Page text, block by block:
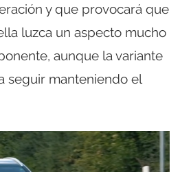
y que provocará que
luzca un aspecto mucho
aunque la variante
seguir manteniendo el